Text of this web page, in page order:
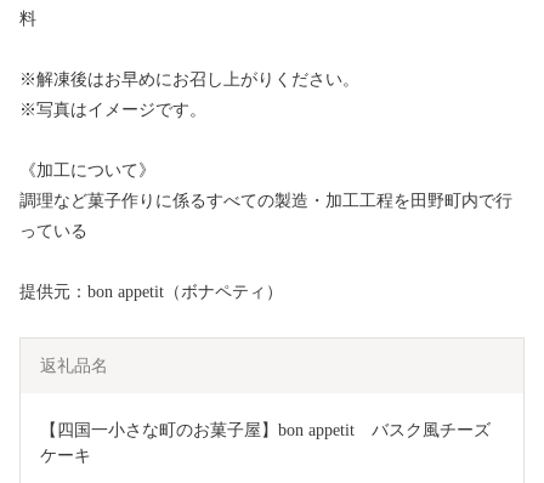
料
※解凍後はお早めにお召し上がりください。
※写真はイメージです。
《加工について》
調理など菓子作りに係るすべての製造・加工工程を田野町内で行
っている
提供元：bon appetit（ボナペティ）
返礼品名
【四国一小さな町のお菓子屋】bon appetit　バスク風チーズ
ケーキ